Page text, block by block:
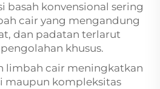
basah konvensional sering
cair yang mengandung
dan padatan terlarut
khusus.
limbah cair meningkatkan
maupun kompleksitas